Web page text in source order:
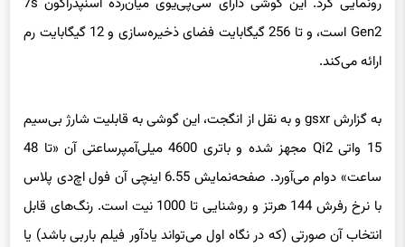
Gen2 است، و تا 256 گیگابایت فضای ذخیره‌سازی و 12 گیگابایت رم
ارائه می‌کند.
به گزارش gsxr و به نقل از انگجت، این گوشی به قابلیت شارژ بی‌سیم
15 واتی Qi2 مجهز شده و باتری 4600 میلی‌آمپرساعتی آن «تا 48
ساعت» دوام می‌آورد. صفحه‌نمایش 6.55 اینچی آن فول اچ‌دی پلاس
با نرخ رفرش 144 هرتز و روشنایی تا 1000 نیت است. رنگ‌های قابل
انتخاب آن صورتی (که در نگاه اول می‌تواند یادآور فیلم باربی باشد) یا